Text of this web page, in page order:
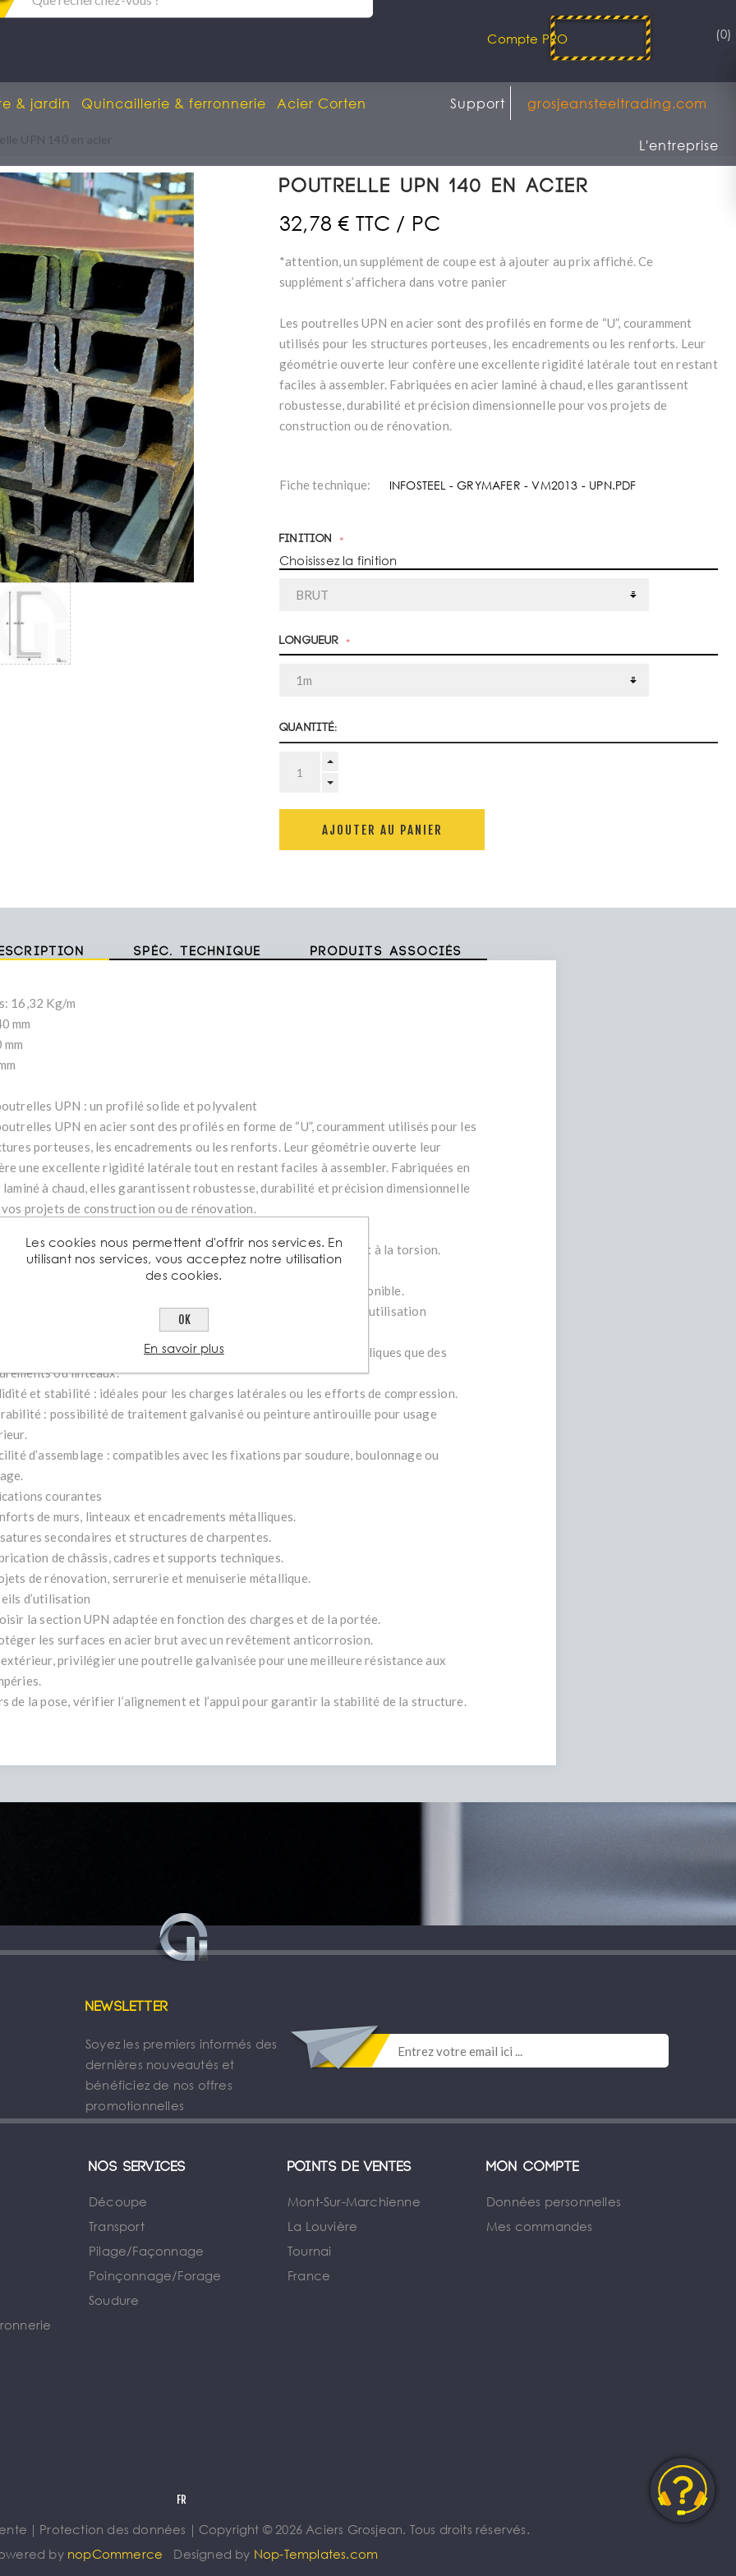
Compte PRO (0)
& jardin Quincaillerie & ferronnerie Acier Corten grosjeansteeltrading.com
Support
L'entreprise
UPN 140 en acier
Poutrelle UPN 140 en acier
32,78 € TTC / PC
*attention, un supplément de coupe est à ajouter au prix affiché. Ce
supplément s’affichera dans votre panier
Les poutrelles UPN en acier sont des profilés en forme de “U”, couramment
utilisés pour les structures porteuses, les encadrements ou les renforts. Leur
géométrie ouverte leur confère une excellente rigidité latérale tout en restant
faciles à assembler. Fabriquées en acier laminé à chaud, elles garantissent
robustesse, durabilité et précision dimensionnelle pour vos projets de
construction ou de rénovation.
Fiche technique: INFOSTEEL - GRYMAFER - VM2013 - UPN.PDF
Finition *
Choisissez la finition
Longueur *
Quantité:
AJOUTER AU PANIER
Spéc. technique Produits associés
16,32 Kg/m
mm
mm
UPN : un profilé solide et polyvalent
UPN en acier sont des profilés en forme de “U”, couramment utilisés pour les
porteuses, les encadrements ou les renforts. Leur géométrie ouverte leur
une excellente rigidité latérale tout en restant faciles à assembler. Fabriquées en
laminé à chaud, elles garantissent robustesse, durabilité et précision dimensionnelle
projets de construction ou de rénovation.
des poutrelles UPN
en “U” symétrique, offrant une bonne résistance à la flexion et à la torsion.
laminé à chaud certifié (S235 ou S275).
standards de 3 à 12 mètres, avec découpe sur mesure disponible.
possibles : brut, peint ou galvanisé, selon l’environnement d’utilisation
des poutrelles UPN
polyvalence : s’intègrent aussi bien dans des structures métalliques que des
ou linteaux.
et stabilité : idéales pour les charges latérales ou les efforts de compression.
: possibilité de traitement galvanisé ou peinture antirouille pour usage
d’assemblage : compatibles avec les fixations par soudure, boulonnage ou
courantes
de murs, linteaux et encadrements métalliques.
secondaires et structures de charpentes.
de châssis, cadres et supports techniques.
de rénovation, serrurerie et menuiserie métallique.
d’utilisation
la section UPN adaptée en fonction des charges et de la portée.
les surfaces en acier brut avec un revêtement anticorrosion.
extérieur, privilégier une poutrelle galvanisée pour une meilleure résistance aux
de la pose, vérifier l’alignement et l’appui pour garantir la stabilité de la structure.
Newsletter
Soyez les premiers informés des
dernières nouveautés et
bénéficiez de nos offres
promotionnelles
Nos services
Découpe
Transport
Pilage/Façonnage
Poinçonnage/Forage
Soudure
Points de ventes
Mont-Sur-Marchienne
La Louvière
Tournai
France
Mon compte
Données personnelles
Mes commandes
｜ Protection des données ｜ Copyright © 2026 Aciers Grosjean. Tous droits réservés.
by nopCommerce Designed by Nop-Templates.com
Les cookies nous permettent d'offrir nos services. En
utilisant nos services, vous acceptez notre utilisation
des cookies.
OK
En savoir plus